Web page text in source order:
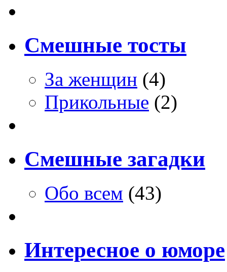
Смешные тосты
За женщин (4)
Прикольные (2)
Смешные загадки
Обо всем (43)
Интересное о юморе